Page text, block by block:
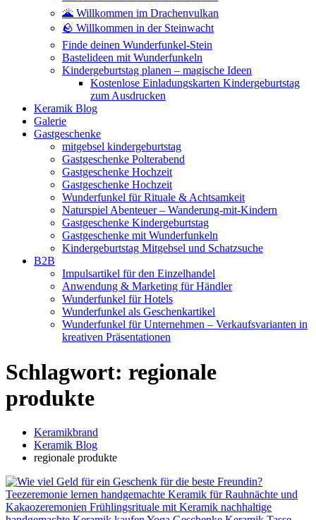
🌋 Willkommen im Drachenvulkan
🪨 Willkommen in der Steinwacht
Finde deinen Wunderfunkel-Stein
Bastelideen mit Wunderfunkeln
Kindergeburtstag planen – magische Ideen
Kostenlose Einladungskarten Kindergeburtstag
zum Ausdrucken
Keramik Blog
Galerie
Gastgeschenke
mitgebsel kindergeburtstag
Gastgeschenke Polterabend
Gastgeschenke Hochzeit
Gastgeschenke Hochzeit
Wunderfunkel für Rituale & Achtsamkeit
Naturspiel Abenteuer – Wanderung-mit-Kindern
Gastgeschenke Kindergeburtstag
Gastgeschenke mit Wunderfunkeln
Kindergeburtstag Mitgebsel und Schatzsuche
B2B
Impulsartikel für den Einzelhandel
Anwendung & Marketing für Händler
Wunderfunkel für Hotels
Wunderfunkel als Geschenkartikel
Wunderfunkel für Unternehmen – Verkaufsvarianten in
kreativen Präsentationen
Schlagwort: regionale
produkte
Keramikbrand
Keramik Blog
regionale produkte